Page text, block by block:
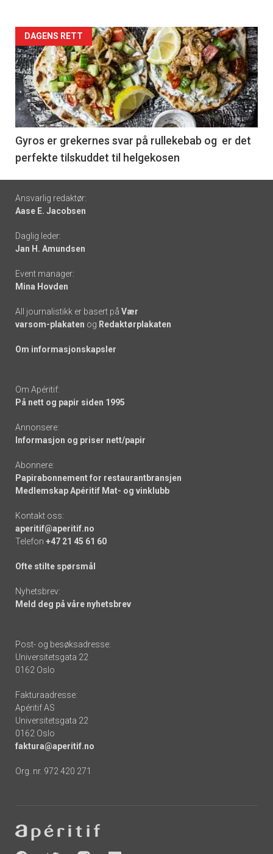
Forsiden
akkurat
nå
-
6
DAGENS RETT
Gyros er grekernes svar på rullekebab og er det
perfekte tilskuddet til helgekosen
Footer
-
links
Ansvarlig redaktør:
Aase E. Jacobsen
Daglig leder:
Jan H. Amundsen
Event manager:
Mina Hovden
All journalistikk er basert på Vær
varsom-plakaten og Redaktørplakaten
Om informasjonskapsler
Om Apéritif:
På nett og papir siden 1995
Annonsere:
Informasjon og priser nett/papir
Abonnere:
Papirabonnement for restaurantbransjen
Medlemskap Apéritif Mat- og vinklubb
Kontakt oss:
aperitif@aperitif.no
Telefon +47 21 45 61 60
Ofte stilte spørsmål
Nyhetsbrev:
Meld deg på våre nyhetsbrev
Post- og besøksadresse:
Universitetsgata 22
0162 Oslo
Fakturaadresse:
Apéritif AS
Universitetsgata 22
0162 Oslo
faktura@aperitif.no
Org. nr. 972 420 271
-